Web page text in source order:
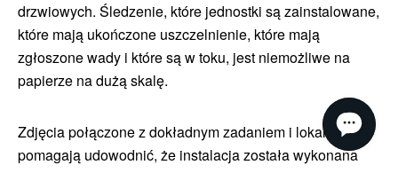
drzwiowych. Śledzenie, które jednostki są zainstalowane,
które mają ukończone uszczelnienie, które mają
zgłoszone wady i które są w toku, jest niemożliwe na
papierze na dużą skalę.
Zdjęcia połączone z dokładnym zadaniem i lokalizacją
pomagają udowodnić, że instalacja została wykonana